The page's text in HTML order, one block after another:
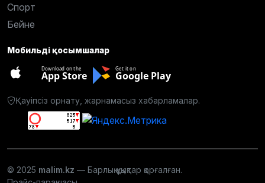
Спорт
Бейне
Мобильді қосымшалар
Download on the
App Store
Get it on
Google Play
Қауіпсіз орнату, жарнамасыз хабарламалар.
© 2025 malim.kz — Барлық құқықтар қорғалған.